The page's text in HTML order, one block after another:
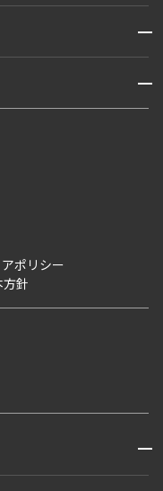
開閉
扱い物件入居申込
開閉
ポリシー
針
開閉